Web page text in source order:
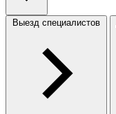
Выезд специалистов